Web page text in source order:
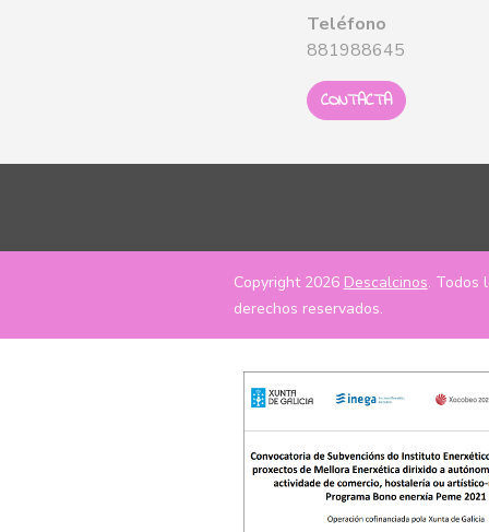
Teléfono
881988645
CONTACTA
Copyright 2026 Descalcinos. Todos
derechos reservados.